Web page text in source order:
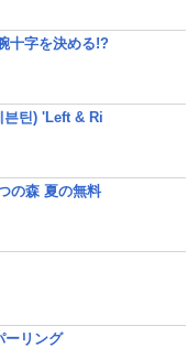
十字を決める!?
븐틴) 'Left & Ri
の森 夏の無料
ーリング